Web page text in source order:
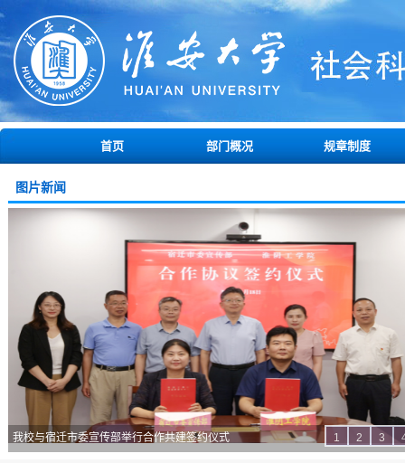
首页 部门概况 规章制度
图片新闻
我校与宿迁市委宣传部举行合作共建签约仪式 1 2 3